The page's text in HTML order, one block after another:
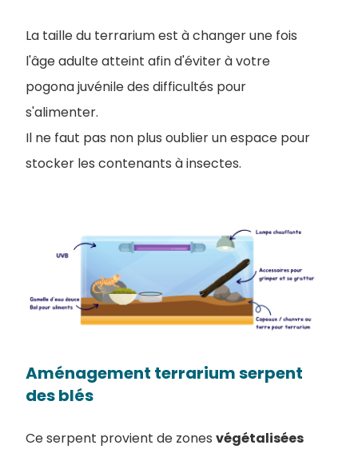
La taille du terrarium est à changer une fois
l'âge adulte atteint afin d'éviter à votre
pogona juvénile des difficultés pour
s'alimenter.
Il ne faut pas non plus oublier un espace pour
stocker les contenants à insectes.
Aménagement terrarium serpent
des blés
Ce serpent provient de zones végétalisées